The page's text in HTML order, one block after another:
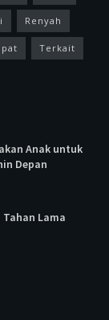
Renyah
Terkait
Anak untuk
Depan
Tahan Lama